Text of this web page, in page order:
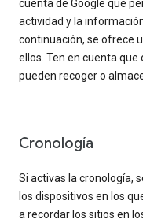
cuenta de Google que
actividad y la
continuación, se ofrece
ellos. Ten en cuenta
pueden recoger o
Cronología
Si activas la cronología,
los dispositivos en los
a recordar los sitios en